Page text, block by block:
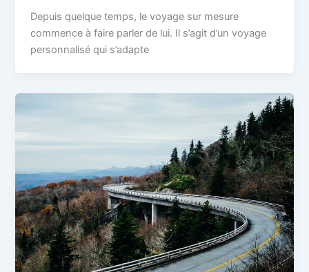
Depuis quelque temps, le voyage sur mesure
commence à faire parler de lui. Il s’agit d’un voyage
personnalisé qui s’adapte